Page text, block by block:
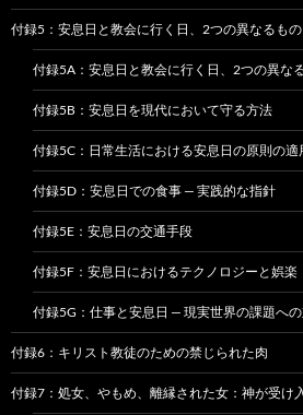
付録5：安息日と教会に行く日、2つの異なるもの
付録5A：安息日と教会に行く日、2つの異な
付録5B：安息日を現代において守る方法
付録5C：日常生活における安息日の原則の適
付録5D：安息日での食事 — 実践的な指針
付録5E：安息日の交通手段
付録5F：安息日におけるテクノロジーと娯楽
付録5G：仕事と安息日 — 現実世界の課題へ
付録6：キリスト教徒のための禁じられた肉
付録7：処女、やもめ、離縁された女：神が受け